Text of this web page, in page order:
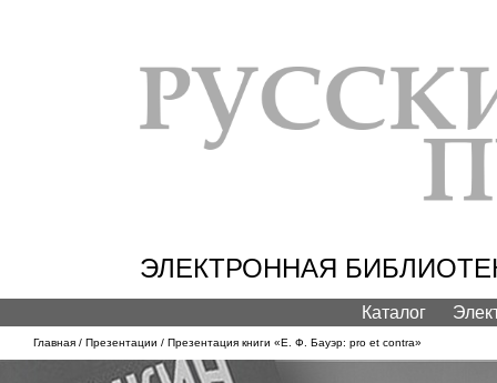
ЭЛЕКТРОННАЯ
Каталог
Главная / Презентации / Презентация книги «Е. Ф. Бауэр: pro et contra»